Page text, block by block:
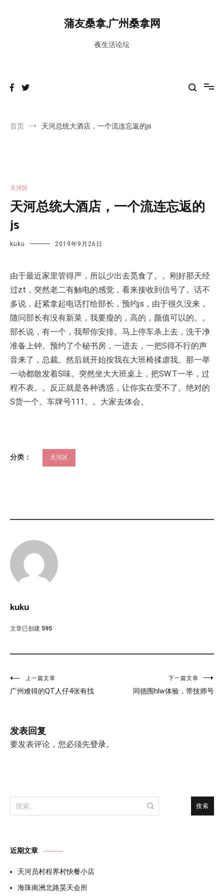
蒲友桑拿,广州桑拿网
夜生活论坛
首页 天河总统大酒店，一个流连忘返的js
天河区
天河总统大酒店，一个流连忘返的
js
kuku 2019年9月26日
由于最近家里管得严，所以少出去觅食了。。刚好那天经
过zt，突然老二有触电的感觉，看来接收到信号了。话不
多说，赶紧拿起电话打给部长，预约js，由于很久没来，
随问部长有没有新菜，我要瘦的，高的，颜值可以的。。
部长说，有一个，我帮你安排。马上停车杀上去，洗干净
准备上钟。预约了个秘书房，一进去，一把S得不行的声
音来了，总裁。然后就开始按我在大班椅揉虐我。那一举
一动都散发着S味。突然坐大大班桌上，把SW.T一半，过
程不表。。反正就是各种诱惑，让你实在受不了。绝对的
S货一个。车牌号111。。大家去体会。
分类： 天河区
kuku
文章已创建 595
文
章
航
上一篇文章
广州难得的QT人仔4张有找
下一篇文章
同德围hlw体验，带技师号
发表回复
要发表评论，您必须先登录。
搜
索：
近期文章
天河员村程界村快餐小店
海珠南洲北路昊天会所